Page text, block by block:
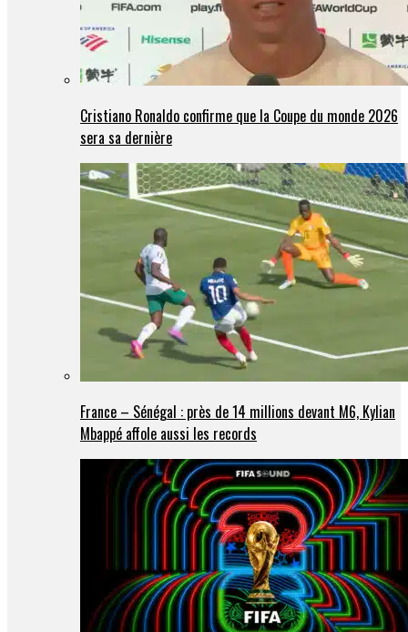
Cristiano Ronaldo confirme que la Coupe du monde 2026
sera sa dernière
France – Sénégal : près de 14 millions devant M6, Kylian
Mbappé affole aussi les records